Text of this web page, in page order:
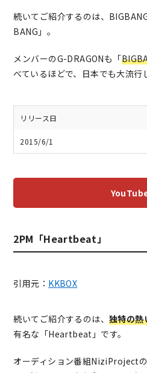
続いてご紹介するのは、
BANG」。
メンバーのG-DRAGONも「
べているほどで、日本でも大流行
リリース日
2015/6/1
2PM「Heartbeat」
引用元： KKBOX
続いてご紹介するのは、独特の熱
有名な「Heartbeat」です。
オーディション番組NiziProject